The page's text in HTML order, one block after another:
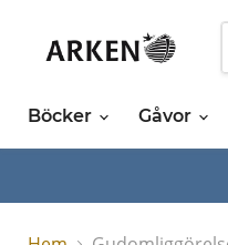
Böcker Gåvor